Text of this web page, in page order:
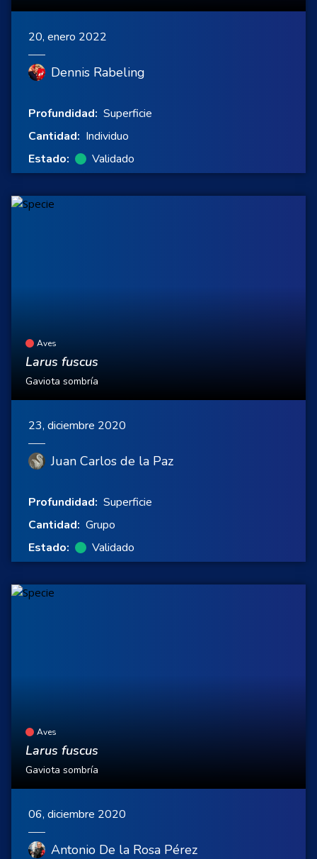
20, enero 2022
Dennis Rabeling
Profundidad: Superficie
Cantidad: Individuo
Estado:
Validado
Aves
Larus fuscus
Gaviota sombría
23, diciembre 2020
Juan Carlos de la Paz
Profundidad: Superficie
Cantidad: Grupo
Estado:
Validado
Aves
Larus fuscus
Gaviota sombría
06, diciembre 2020
Antonio De la Rosa Pérez